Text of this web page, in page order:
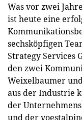
Was vor zwei
ist heute eine
sechsköpfigen
Strategy Services
den zwei
Weixelbaumer
aus der Industrie
der
und der